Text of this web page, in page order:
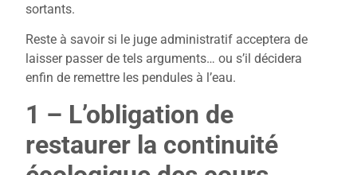
sortants.
Reste à savoir si le juge administratif acceptera de
laisser passer de tels arguments… ou s’il décidera
enfin de remettre les pendules à l’eau.
1 – L’obligation de
restaurer la continuité